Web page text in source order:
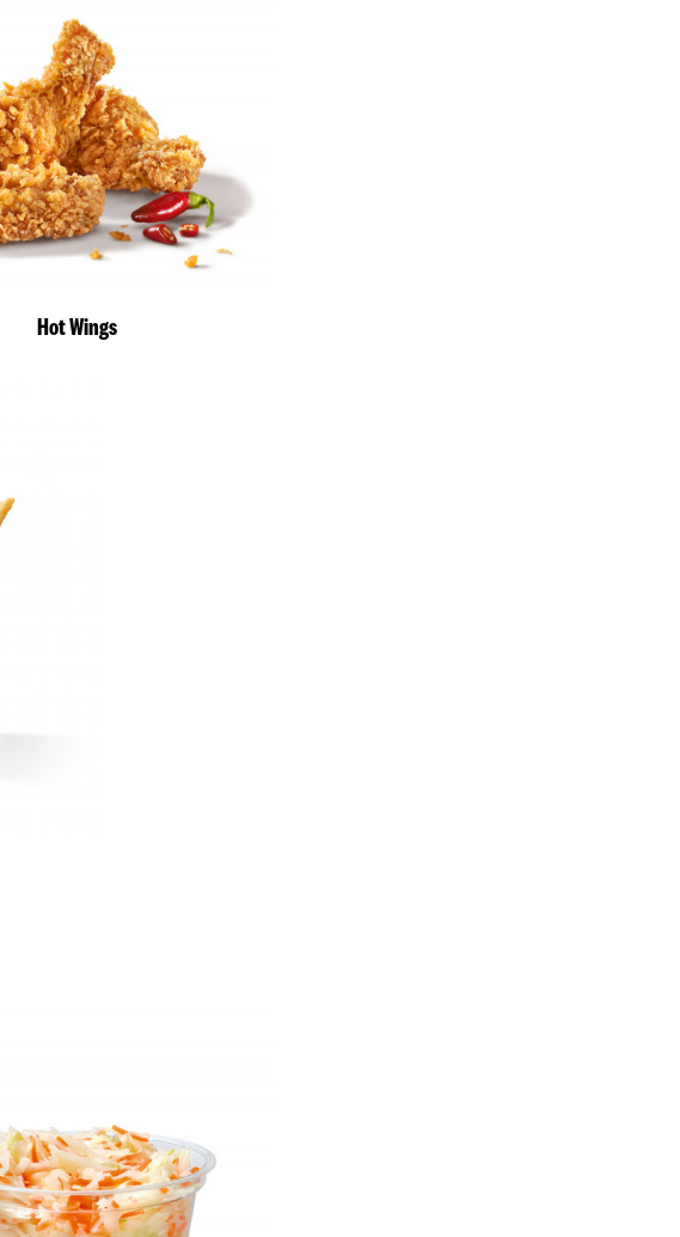
Hot Wings